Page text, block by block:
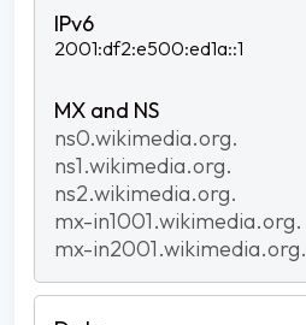
2001:df2:e500:ed1a::1
ns0.wikimedia.org.
ns1.wikimedia.org.
ns2.wikimedia.org.
mx-in1001.wikimedia.org.
mx-in2001.wikimedia.org.